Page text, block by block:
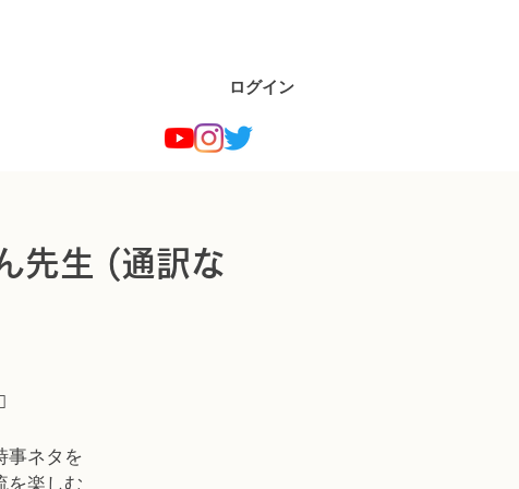
ログイン
先生 (通訳な
事ネタを
を楽しむ